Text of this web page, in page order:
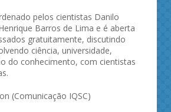
pelos cientistas Danilo
Barros de Lima e é aberta
gratuitamente, discutindo
ciência, universidade,
do conhecimento, com cientistas
(Comunicação IQSC)